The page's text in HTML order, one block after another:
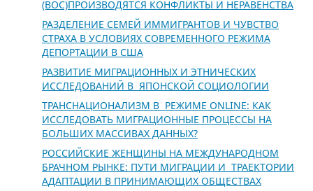
(ВОС)ПРОИЗВОДЯТСЯ КОНФЛИКТЫ И НЕРАВЕНСТВА
РАЗДЕЛЕНИЕ СЕМЕЙ ИММИГРАНТОВ И ЧУВСТВО
СТРАХА В УСЛОВИЯХ СОВРЕМЕННОГО РЕЖИМА
ДЕПОРТАЦИИ В США
РАЗВИТИЕ МИГРАЦИОННЫХ И ЭТНИЧЕСКИХ
ИССЛЕДОВАНИЙ В ЯПОНСКОЙ СОЦИОЛОГИИ
ТРАНСНАЦИОНАЛИЗМ В РЕЖИМЕ ONLINE: КАК
ИССЛЕДОВАТЬ МИГРАЦИОННЫЕ ПРОЦЕССЫ НА
БОЛЬШИХ МАССИВАХ ДАННЫХ?
РОССИЙСКИЕ ЖЕНЩИНЫ НА МЕЖДУНАРОДНОМ
БРАЧНОМ РЫНКЕ: ПУТИ МИГРАЦИИ И ТРАЕКТОРИИ
АДАПТАЦИИ В ПРИНИМАЮЩИХ ОБЩЕСТВАХ